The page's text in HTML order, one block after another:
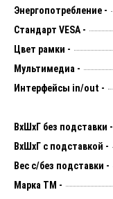
Энергопотребление -
Стандарт VESA -
Цвет рамки -
Мультимедиа -
Интерфейсы in/out -
ВхШхГ без подставки -
ВхШхГ с подставкой -
Вес с/без подставки -
Марка ТМ -